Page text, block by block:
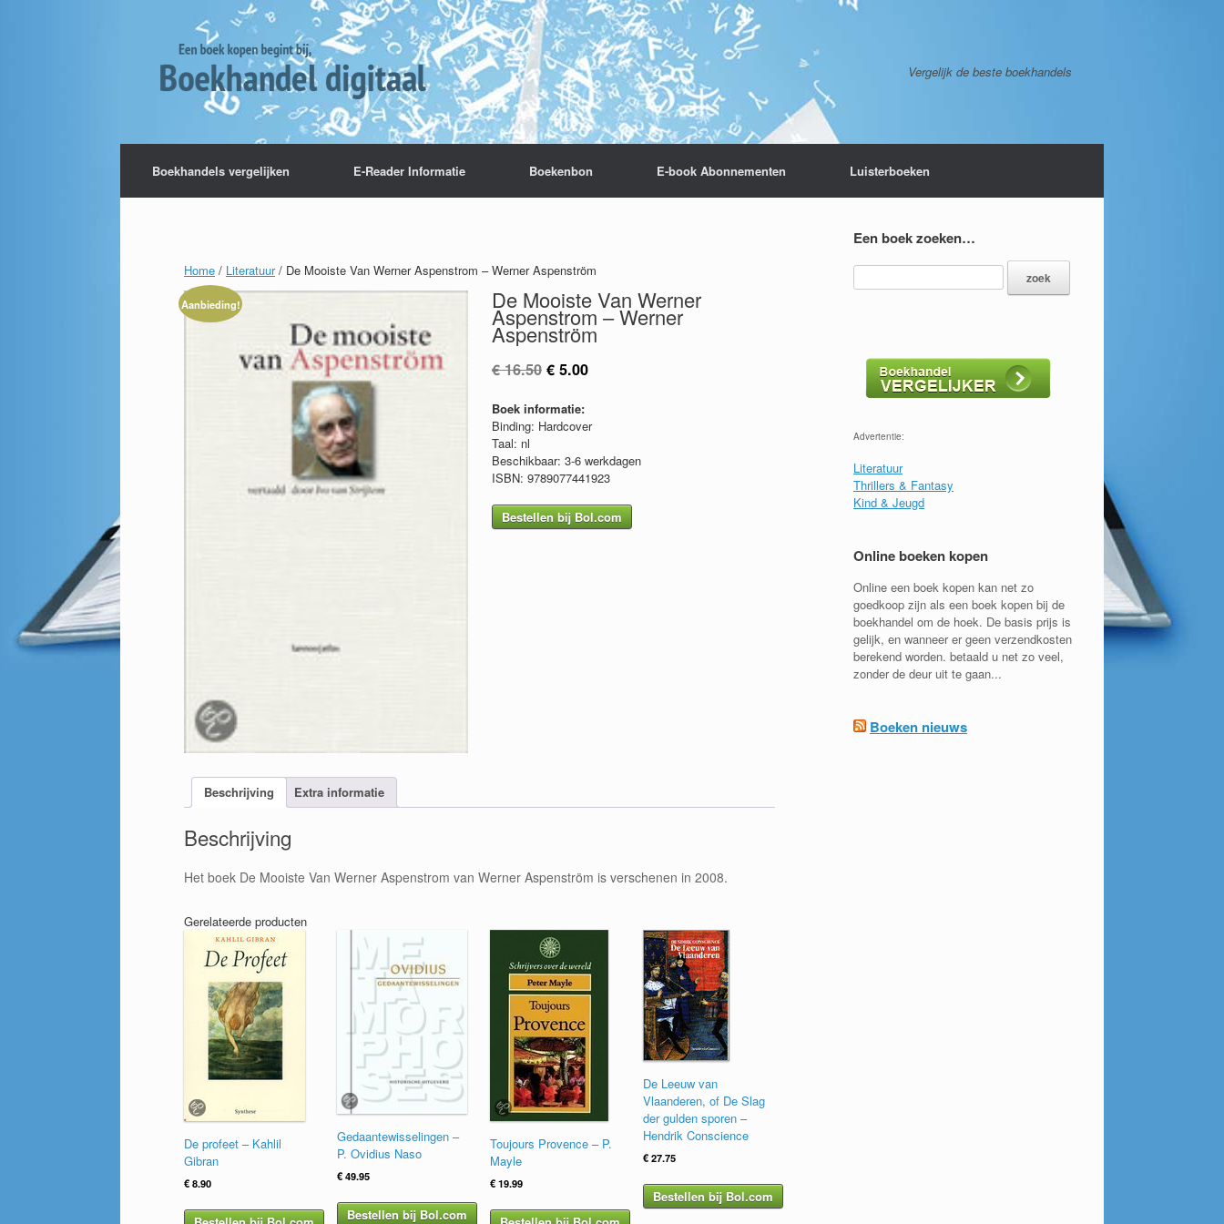
Vergelijk de beste boekhandels
Boekhandels vergelijken E-Reader Informatie Boekenbon E-book Abonnementen Luisterboeken
Home / Literatuur/ De Mooiste Van Werner Aspenstrom – Werner Aspenström
Aanbieding! De Mooiste Van Werner
Aspenstrom – Werner
Aspenström
€16.50 Oorspronkelijke
was:
€ 16.50.
€ 5.00Huidige
€ 5.00.
Boek informatie:
Binding: Hardcover
Taal: nl
Beschikbaar: 3-6 werkdagen
ISBN: 9789077441923
Bestellen bij Bol.com
Beschrijving Extra informatie
Beschrijving
Het boek De Mooiste Van Werner Aspenstrom van Werner Aspenström is verschenen in 2008.
Gerelateerde producten
De profeet – Kahlil
Gibran
€8.90
Gedaantewisselingen –
P. Ovidius Naso
€49.95
Bestellen bij Bol.com
Toujours Provence – P.
Mayle
€19.99
De Leeuw van
Vlaanderen, of De Slag
der gulden sporen –
Hendrik Conscience
€27.75
Bestellen bij Bol.com
Een boek zoeken…
Advertentie:
Literatuur
Thrillers & Fantasy
Kind & Jeugd
Online boeken kopen
Online een boek kopen kan net zo
goedkoop zijn als een boek kopen bij de
boekhandel om de hoek. De basis prijs is
gelijk, en wanneer er geen verzendkosten
berekend worden. betaald u net zo veel,
zonder de deur uit te gaan...
Boeken nieuws